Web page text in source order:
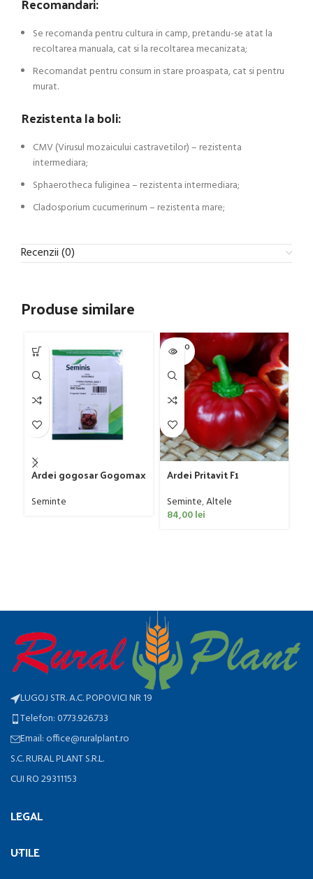
Se recomanda pentru cultura in camp, pretandu-se atat la
recoltarea manuala, cat si la recoltarea mecanizata;
Recomandat pentru consum in stare proaspata, cat si pentru
murat.
Rezistenta la boli:
CMV (Virusul mozaicului castravetilor) – rezistenta
intermediara;
Sphaerotheca fuliginea – rezistenta intermediara;
Cladosporium cucumerinum – rezistenta mare;
Recenzii (0)
Produse similare
Ardei gogosar Gogomax
Seminte
SOLD O
UT
Ardei Pritavit F1
Seminte,Altele
84,00lei
LUGOJ STR. A.C. POPOVICI NR 19
Telefon: 0773.926.733
Email: office@ruralplant.ro
S.C. RURAL PLANT S.R.L.
CUI RO 29311153
LEGAL
UTILE